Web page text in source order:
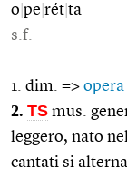
o pe rét ta
s.f.
1. dim. => opera
2. TS mus.
leggero, nato
cantati si